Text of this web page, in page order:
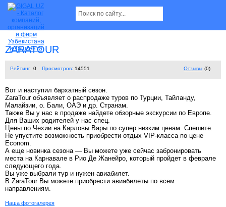
ZARATOUR
Рейтинг: 0 Просмотров: 14551 Отзывы (0)
Вот и наступил бархатный сезон.
ZaraTour объявляет о распродаже туров по Турции, Тайланду,
Малайзии, о. Бали, ОАЭ и др. Странам.
Также Вы у нас в продаже найдете обзорные экскурсии по Европе.
Для Ваших родителей у нас спец.
Цены по Чехии на Карловы Вары по супер низким ценам. Спешите.
Не упустите возможность приобрести отдых VIP-класса по цене
Econom.
А еще новинка сезона — Вы можете уже сейчас забронировать
места на Карнавале в Рио Де Жанейро, который пройдет в феврале
следующего года.
Вы уже выбрали тур и нужен авиабилет.
В ZaraTour Вы можете приобрести авиабилеты по всем
направлениям.
Наша фотогалерея